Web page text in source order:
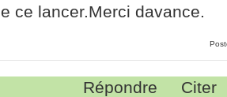
ce lancer.Merci davance.
Répondre Citer